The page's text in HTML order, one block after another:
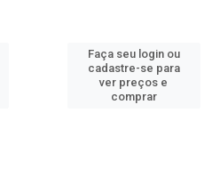
Faça seu login ou
cadastre-se para
ver preços e
comprar